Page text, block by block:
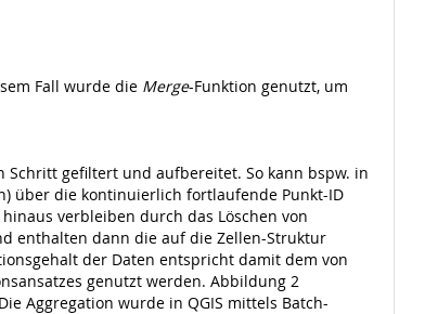
Fall wurde die Merge-Funktion genutzt, um
gefiltert und aufbereitet. So kann bspw. in
über die kontinuierlich fortlaufende Punkt-ID
verbleiben durch das Löschen von
enthalten dann die auf die Zellen-Struktur
der Daten entspricht damit dem von
genutzt werden. Abbildung 2
Aggregation wurde in QGIS mittels Batch-